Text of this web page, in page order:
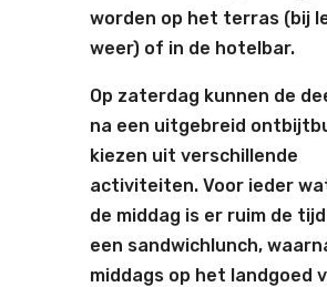
worden op het terras (bij
weer) of in de hotelbar.
Op zaterdag kunnen de
na een uitgebreid
kiezen uit verschillende
activiteiten. Voor ieder
de middag is er ruim de
een sandwichlunch,
middags op het landgoed